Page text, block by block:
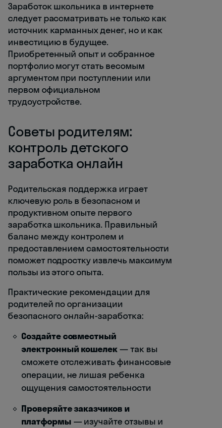
Заработок школьника в интернете
следует рассматривать не только как
источник карманных денег, но и как
инвестицию в будущее.
Приобретенный опыт и собранное
портфолио могут стать весомым
аргументом при поступлении или
первом официальном
трудоустройстве.
Советы родителям:
контроль детского
заработка онлайн
Родительская поддержка играет
ключевую роль в безопасном и
продуктивном опыте первого
заработка школьника. Правильный
баланс между контролем и
предоставлением самостоятельности
поможет подростку извлечь максимум
пользы из этого опыта.
Практические рекомендации для
родителей по организации
безопасного онлайн-заработка:
Создайте совместный
электронный кошелек — так вы
сможете отслеживать финансовые
операции, не лишая ребенка
ощущения самостоятельности
Проверяйте заказчиков и
платформы — изучайте отзывы и